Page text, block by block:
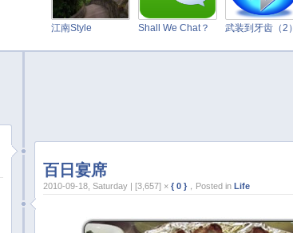
江南Style Shall We Chat？ 武装到牙齿（2）
百日宴席
2010-09-18, Saturday | [3,657] × { 0 } ，Posted in Life